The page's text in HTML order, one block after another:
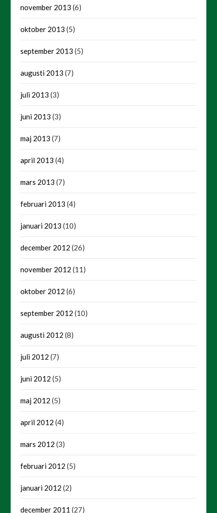
november 2013 (6)
oktober 2013 (5)
september 2013 (5)
augusti 2013 (7)
juli 2013 (3)
juni 2013 (3)
maj 2013 (7)
april 2013 (4)
mars 2013 (7)
februari 2013 (4)
januari 2013 (10)
december 2012 (26)
november 2012 (11)
oktober 2012 (6)
september 2012 (10)
augusti 2012 (8)
juli 2012 (7)
juni 2012 (5)
maj 2012 (5)
april 2012 (4)
mars 2012 (3)
februari 2012 (5)
januari 2012 (2)
december 2011 (27)